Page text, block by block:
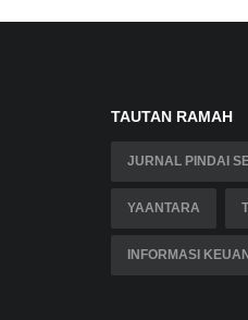
TAUTAN RAMAH
JURNAL PINDAI
YAANTARA
INFORMASI